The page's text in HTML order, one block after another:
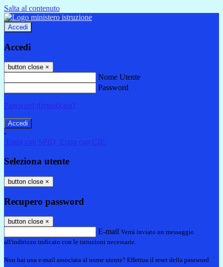
Salta al contenuto
Accedi
Accedi
button close ×
Nome Utente
Password
Password dimenticata?
-
Entra con SPID
Entra con CIE
Seleziona utente
button close ×
Recupero password
button close ×
E-mail Verrà inviato un messaggio
all'indirizzo indicato con le istruzioni necessarie.
Non hai una e-mail associata al nome utente? Effettua il reset della password